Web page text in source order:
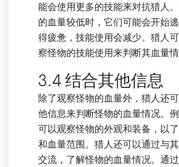
能会使用更多的技能来对抗猎人
的血量较低时，它们可能会开始
得疲惫，技能使用会减少。猎人
察怪物的技能使用来判断其血量情
3.4 结合其他信息
除了观察怪物的血量外，猎人还
他信息来判断怪物的血量情况。
可以观察怪物的外观和装备，以
和血量范围。猎人还可以通过与
交流，了解怪物的血量情况。通